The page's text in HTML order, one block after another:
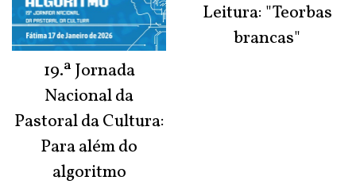
19.ª Jornada
Nacional da
Pastoral da Cultura:
Para além do
algoritmo
Leitura: "Teorbas
brancas"